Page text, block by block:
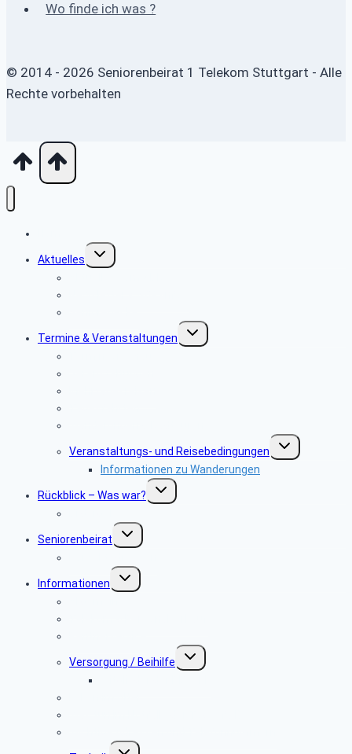
Wo finde ich was ?
© 2014 - 2026 Seniorenbeirat 1 Telekom Stuttgart - Alle
Rechte vorbehalten
Aktuelles
Untermenü
umschalten
Termine & Veranstaltungen
Untermenü
umschalten
Veranstaltungs- und ­Reisebedingungen
Untermenü
umschalten
Informationen zu Wanderungen
Rückblick – Was war?
Untermenü
umschalten
Seniorenbeirat
Untermenü
umschalten
Informationen
Untermenü
umschalten
Versorgung / Beihilfe
Untermenü
umschalten
Untermenü